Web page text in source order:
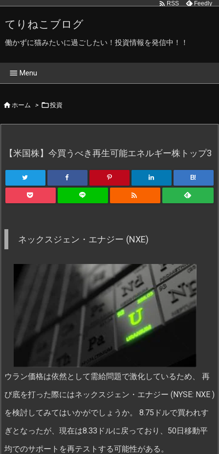
てりねこブログ
働かずに猫みたいに過ごしたい！投資情報を発信中！！
Menu
プライバシーポリシー
 RSS Feedly
ホーム > 投資
【米国株】今買うべき再生可能エネルギー株トップ3
B!

ネックスジェン・エナジー (NXE)
ウラン価格は依然として需給問題で激化しているため、 再
び底を打った際にはネックスジェン・エナジー (NYSE: NXE )
を検討してみてはいかがでしょうか。 8.75ドルで買われす
ぎとなったが、現在は8.33ドルに戻っており、50日移動平
均でのサポートを再テストする可能性がある。